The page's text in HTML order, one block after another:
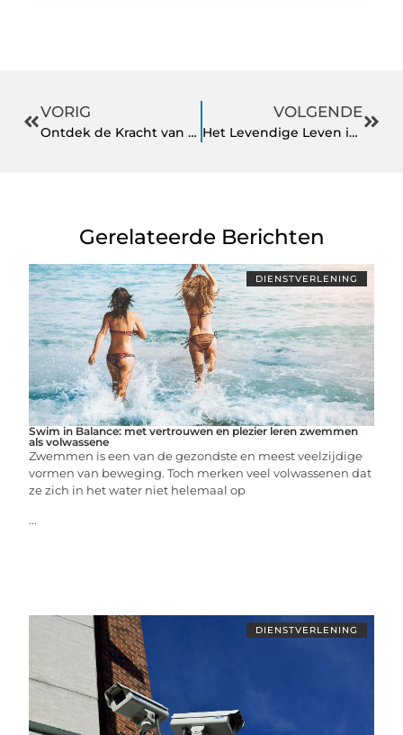
VORIG
Ontdek de Kracht van Buienradar Spijkenisse voor Lokale Weersvoorspellingen
VOLGENDE
Het Levendige Leven in Spijkenisse Ontdekken
Gerelateerde Berichten
DIENSTVERLENING
Swim in Balance: met vertrouwen en plezier leren zwemmen
als volwassene
Zwemmen is een van de gezondste en meest veelzijdige
vormen van beweging. Toch merken veel volwassenen dat
ze zich in het water niet helemaal op
...
DIENSTVERLENING